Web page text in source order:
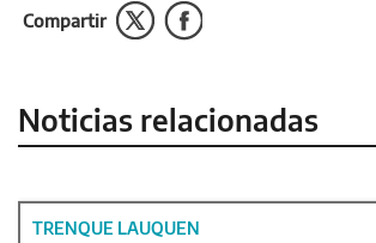
Compartir
Noticias relacionadas
TRENQUE LAUQUEN